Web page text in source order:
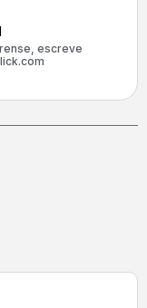
escreve